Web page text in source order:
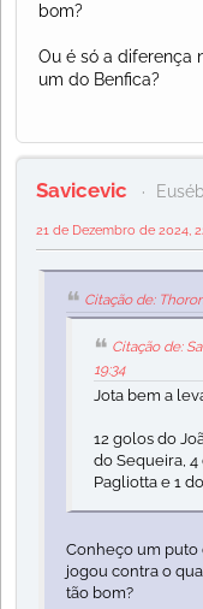
bom?
Ou é só a diferença
um do Benfica?
Savicevic
21 de Dezembro de 2024,
Citação de:
Citação de:
19:34
Jota bem a
12 golos do
do Sequeira,
Pagliotta e 1
Conheço um puto
jogou contra o
tão bom?